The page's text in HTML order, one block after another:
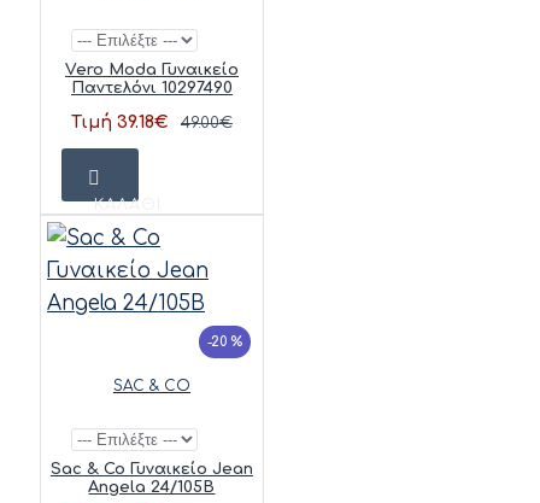
Vero Moda Γυναικείο
Παντελόνι 10297490
Τιμή 39.18€ 49.00€
ΚΑΛΆΘΙ
-20 %
SAC & CO
Sac & Co Γυναικείο Jean
Angela 24/105B